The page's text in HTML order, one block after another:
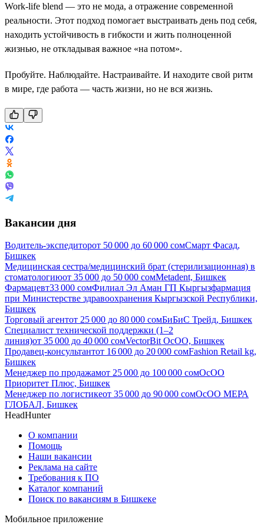
Work-life blend — это не мода, а отражение современной
реальности. Этот подход помогает выстраивать день под себя,
находить устойчивость в гибкости и жить полноценной
жизнью, не откладывая важное «на потом».
Пробуйте. Наблюдайте. Настраивайте. И находите свой ритм
в мире, где работа — часть жизни, но не вся жизнь.
Вакансии дня
Водитель-экспедиторот 50 000 до 60 000 сомСмарт Фасад,
Бишкек
Медицинская сестра/медицинский брат (стерилизационная) в
стоматологиюот 35 000 до 50 000 сомMetadent, Бишкек
Фармацевт33 000 сомФилиал Эл Аман ГП Кыргызфармация
при Министерстве здравоохранения Кыргызской Республики,
Бишкек
Торговый агентот 25 000 до 80 000 сомБиБиС Трейд, Бишкек
Специалист технической поддержки (1–2
линия)от 35 000 до 40 000 сомVectorBit ОсОО, Бишкек
Продавец-консультантот 16 000 до 20 000 сомFashion Retail kg,
Бишкек
Менеджер по продажамот 25 000 до 100 000 сомОсОО
Приоритет Плюс, Бишкек
Менеджер по логистикеот 35 000 до 90 000 сомОсОО МЕРА
ГЛОБАЛ, Бишкек
HeadHunter
О компании
Помощь
Наши вакансии
Реклама на сайте
Требования к ПО
Каталог компаний
Поиск по вакансиям в Бишкеке
Мобильное приложение